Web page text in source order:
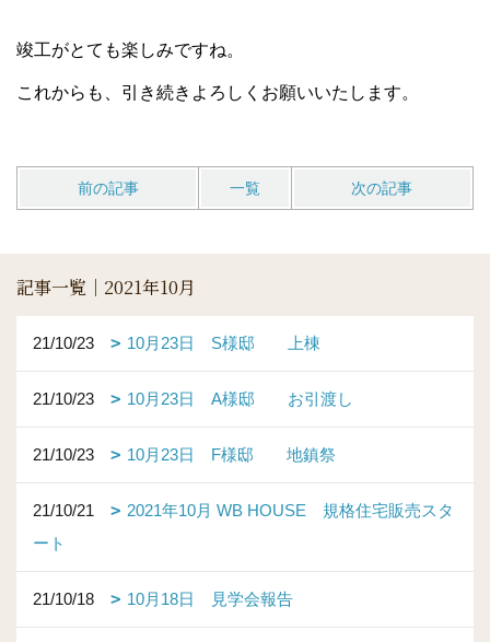
竣工がとても楽しみですね。
これからも、引き続きよろしくお願いいたします。
前の記事 一覧 次の記事
記事一覧｜2021年10月
21/10/23 10月23日 S様邸 上棟
21/10/23 10月23日 A様邸 お引渡し
21/10/23 10月23日 F様邸 地鎮祭
21/10/21
2021年10月 WB HOUSE 規格住宅販売スタ
ート
21/10/18 10月18日 見学会報告